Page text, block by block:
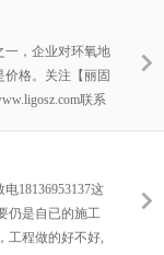
一，企业对环氧地
价格。关注【丽固
联系
18136953137这
仍是自已的施工
工程做的好不好,